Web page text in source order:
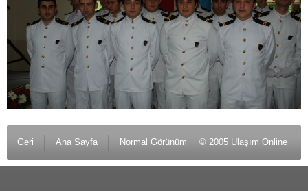
Geri Ana Sayfa Normal Görünüm © 2005 Ulaşım Online